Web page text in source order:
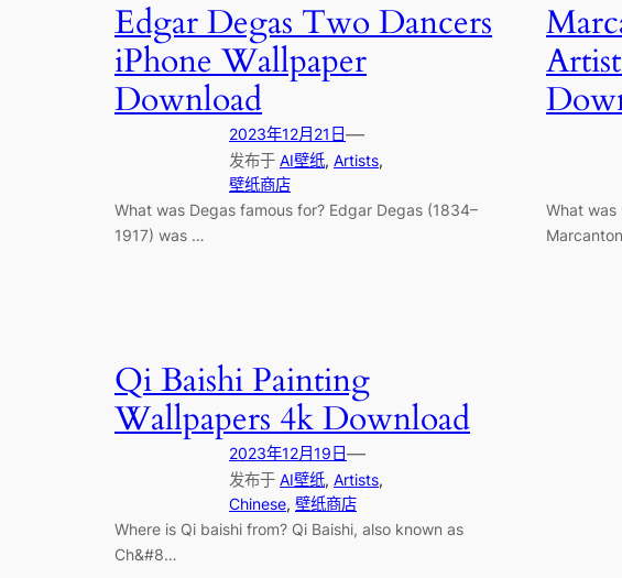
Edgar Degas Two Dancers
iPhone Wallpaper
Download
2023年12月21日—
发布于 AI壁纸, Artists
壁纸商店
What was Degas famous for? Edgar Degas (1834–
1917) was …
What was
Qi Baishi Painting
Wallpapers 4k Download
2023年12月19日—
发布于 AI壁纸, Artists
Chinese, 壁纸商店
Where is Qi baishi from? Qi Baishi, also known as
Ch&#8…